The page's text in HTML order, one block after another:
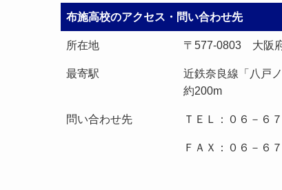
布施高校のアクセス・問い合わせ先
所在地 〒577-0803 大阪
最寄駅
近鉄奈良線「八戸
約200m
問い合わせ先 ＴＥＬ：０６－６
ＦＡＸ：０６－６